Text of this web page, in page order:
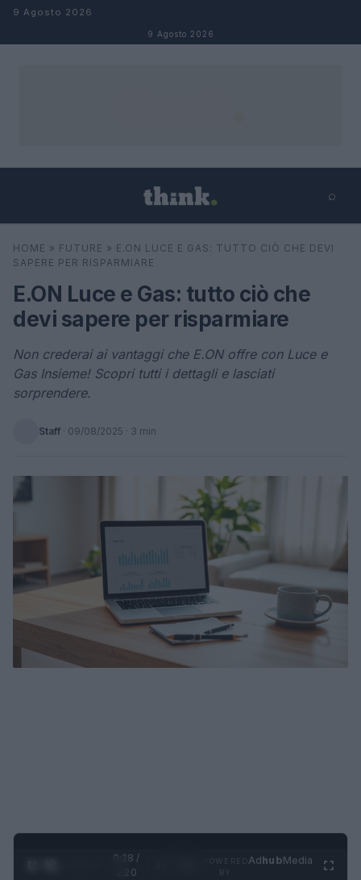
Salta al contenuto
9 Agosto 2026
9 Agosto 2026
⌕
Cerca ⌕ ×
HOME » FUTURE » E.ON LUCE E GAS: TUTTO CIÒ CHE DEVI
SAPERE PER RISPARMIARE
E.ON Luce e Gas: tutto ciò che
devi sapere per risparmiare
Non crederai ai vantaggi che E.ON offre con Luce e
Gas Insieme! Scopri tutti i dettagli e lasciati
sorprendere.
Staff · 09/08/2025 · 3 min
0:29 /
1:20
AdhubMedia